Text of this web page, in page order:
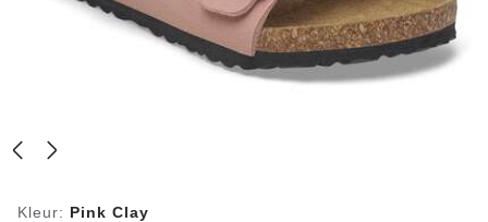
Kleur: Pink Clay